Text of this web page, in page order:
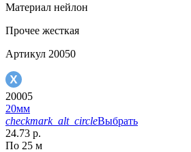
Материал нейлон
Прочее жесткая
Артикул 20050
20005
20мм
checkmark_alt_circleВыбрать
24.73 р.
По 25 м